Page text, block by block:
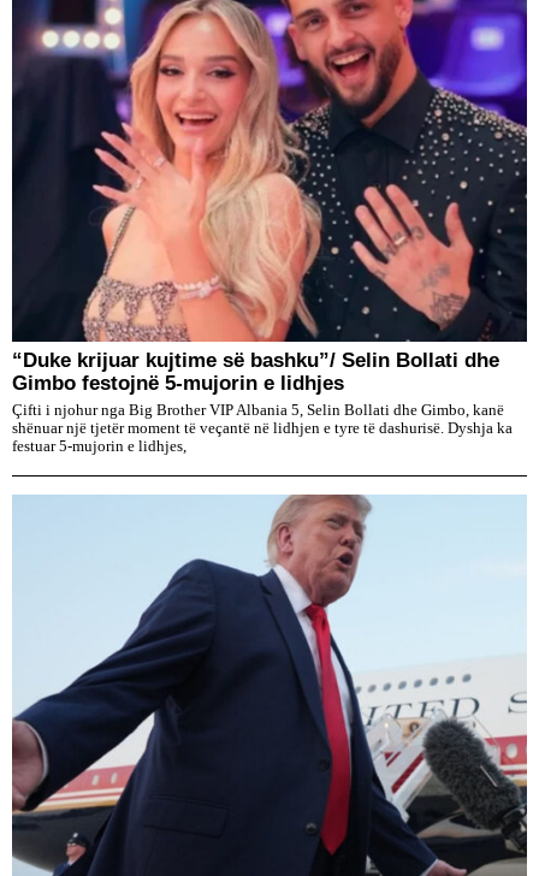
“Duke krijuar kujtime së bashku”/ Selin Bollati dhe
Gimbo festojnë 5-mujorin e lidhjes
Çifti i njohur nga Big Brother VIP Albania 5, Selin Bollati dhe Gimbo, kanë
shënuar një tjetër moment të veçantë në lidhjen e tyre të dashurisë. Dyshja ka
festuar 5-mujorin e lidhjes,